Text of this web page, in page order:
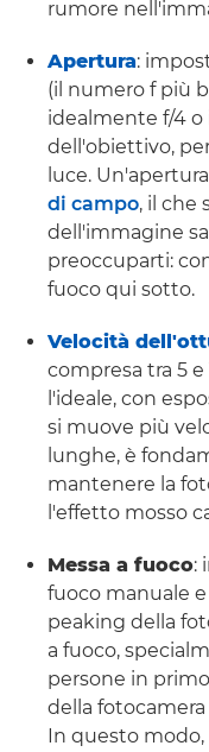
rumore
Apertura:
(il numero f più
idealmente f/4 o
dell'obiettivo,
luce.
di campo, il che
dell'immagine
preoccuparti:
fuoco qui sotto.
Velocità
compresa tra 5
l'ideale, con
si muove più
lunghe, è
mantenere la
l'effetto mosso
Messa a fuoco:
fuoco manuale
peaking della
a fuoco,
persone in
della
In questo modo,